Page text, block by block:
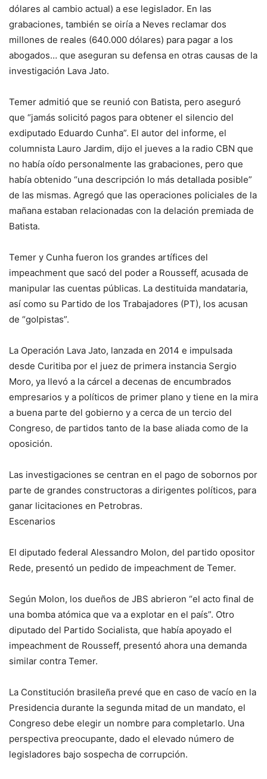
dólares al cambio actual) a ese legislador. En las
grabaciones, también se oiría a Neves reclamar dos
millones de reales (640.000 dólares) para pagar a los
abogados… que aseguran su defensa en otras causas de la
investigación Lava Jato.
Temer admitió que se reunió con Batista, pero aseguró
que “jamás solicitó pagos para obtener el silencio del
exdiputado Eduardo Cunha”. El autor del informe, el
columnista Lauro Jardim, dijo el jueves a la radio CBN que
no había oído personalmente las grabaciones, pero que
había obtenido “una descripción lo más detallada posible”
de las mismas. Agregó que las operaciones policiales de la
mañana estaban relacionadas con la delación premiada de
Batista.
Temer y Cunha fueron los grandes artífices del
impeachment que sacó del poder a Rousseff, acusada de
manipular las cuentas públicas. La destituida mandataria,
así como su Partido de los Trabajadores (PT), los acusan
de “golpistas”.
La Operación Lava Jato, lanzada en 2014 e impulsada
desde Curitiba por el juez de primera instancia Sergio
Moro, ya llevó a la cárcel a decenas de encumbrados
empresarios y a políticos de primer plano y tiene en la mira
a buena parte del gobierno y a cerca de un tercio del
Congreso, de partidos tanto de la base aliada como de la
oposición.
Las investigaciones se centran en el pago de sobornos por
parte de grandes constructoras a dirigentes políticos, para
ganar licitaciones en Petrobras.
Escenarios
El diputado federal Alessandro Molon, del partido opositor
Rede, presentó un pedido de impeachment de Temer.
Según Molon, los dueños de JBS abrieron “el acto final de
una bomba atómica que va a explotar en el país”. Otro
diputado del Partido Socialista, que había apoyado el
impeachment de Rousseff, presentó ahora una demanda
similar contra Temer.
La Constitución brasileña prevé que en caso de vacío en la
Presidencia durante la segunda mitad de un mandato, el
Congreso debe elegir un nombre para completarlo. Una
perspectiva preocupante, dado el elevado número de
legisladores bajo sospecha de corrupción.